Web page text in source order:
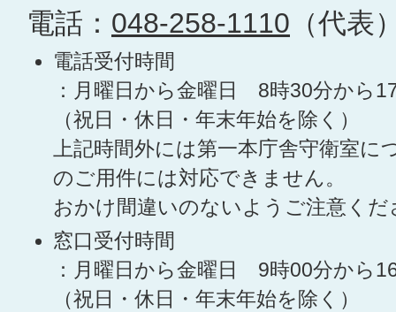
電話： 048-258-1110 （代表
電話受付時間
：月曜日から金曜日 8時30分から
（祝日・休日・年末年始を除く）
上記時間外には第一本庁舎守衛室に
のご用件には対応できません。
おかけ間違いのないようご注意くだ
窓口受付時間
：月曜日から金曜日 9時00分から
（祝日・休日・年末年始を除く）